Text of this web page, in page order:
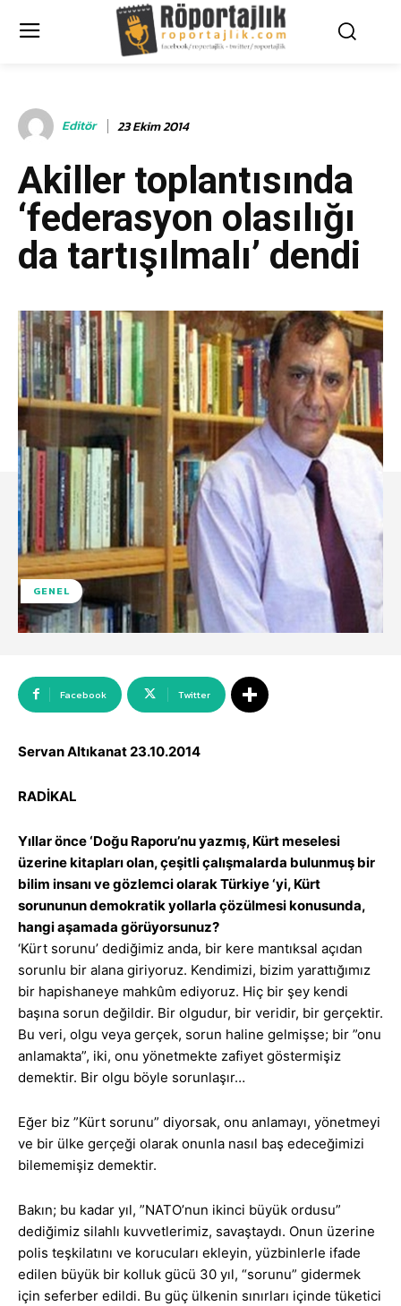
Editör 23 Ekim 2014
Akiller toplantısında
‘federasyon olasılığı
da tartışılmalı’ dendi
GENEL
Facebook Twitter
Servan Altıkanat 23.10.2014
RADİKAL
Yıllar önce ‘Doğu Raporu’nu yazmış, Kürt meselesi
üzerine kitapları olan, çeşitli çalışmalarda bulunmuş bir
bilim insanı ve gözlemci olarak Türkiye ‘yi, Kürt
sorununun demokratik yollarla çözülmesi konusunda,
hangi aşamada görüyorsunuz?
‘Kürt sorunu’ dediğimiz anda, bir kere mantıksal açıdan
sorunlu bir alana giriyoruz. Kendimizi, bizim yarattığımız
bir hapishaneye mahkûm ediyoruz. Hiç bir şey kendi
başına sorun değildir. Bir olgudur, bir veridir, bir gerçektir.
Bu veri, olgu veya gerçek, sorun haline gelmişse; bir ”onu
anlamakta”, iki, onu yönetmekte zafiyet göstermişiz
demektir. Bir olgu böyle sorunlaşır…
Eğer biz ”Kürt sorunu” diyorsak, onu anlamayı, yönetmeyi
ve bir ülke gerçeği olarak onunla nasıl baş edeceğimizi
bilememişiz demektir.
Bakın; bu kadar yıl, ”NATO’nun ikinci büyük ordusu”
dediğimiz silahlı kuvvetlerimiz, savaştaydı. Onun üzerine
polis teşkilatını ve korucuları ekleyin, yüzbinlerle ifade
edilen büyük bir kolluk gücü 30 yıl, “sorunu” gidermek
için seferber edildi. Bu güç ülkenin sınırları içinde tüketici